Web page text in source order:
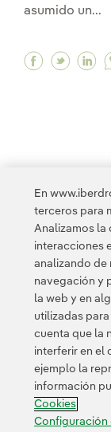
asumido un...
12
Contacta
Política de
En
terceros para
Analizamos la
interacciones
analizando de
navegación y
la web y en
utilizadas
cuenta que la
interferir en el
ejemplo la
información
Cookies
Configuración